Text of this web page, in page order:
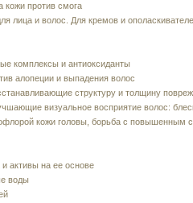
против смога
лица и волос. Для кремов и
комплексы и антиоксиданты
алопеции и выпадения волос
структуру и толщину
визуальное восприятие волос:
кожи головы, борьба с повышенным
и активы на ее основе
воды